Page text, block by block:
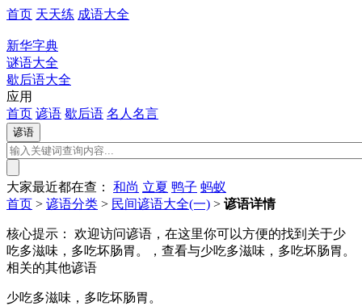
首页 天天练 成语大全
新华字典
谜语大全
歇后语大全
应用
首页 谚语 歇后语 名人名言
大家最近都在查： 和尚 立夏 鸭子 蚂蚁
首页 > 谚语分类 > 民间谚语大全(一) > 谚语详情
核心提示：
欢迎访问谚语，在这里你可以方便的找到关于少
吃多滋味，多吃坏肠胃。，查看与少吃多滋味，多吃坏肠胃。
相关的其他谚语
少吃多滋味，多吃坏肠胃。